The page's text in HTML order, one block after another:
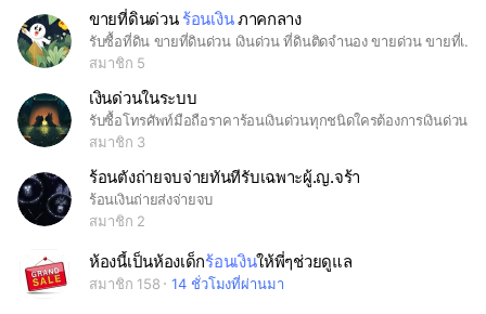
ขายที่ดินด่วน ร้อนเงินภาคกลาง
รับซื้อที่ดิน ขายที่ดินด่วน เงินด่วน ที่ดินติดจำนอง ขายด่วน ขายที่เปล่า ราชบุรี เพชรบุรี กาญจนบุรี อยุธยา ลพบุรี สมุทรสงคราม สระบุรี
สมาชิก 5
เงินด่วนในระบบ
รับซื้อโทรศัพท์มือถือราคาร้อนเงินด่วนทุกชนิดใครต้องการเงินด่วนโพสต์รูปโพสต์ราคาพร้อมพิกัดนัดรับมาได้เลย
สมาชิก 3
ร้อนตังถ่ายจบจ่ายทันทีรับเฉพาะผู้.ญ.จร้า
ร้อนเงินถ่ายส่งจ่ายจบ
สมาชิก 2
ห้องนี้เป็นห้องเด็กร้อนเงินให้พี่ๆช่วยดูแล
สมาชิก 158 14 ชั่วโมงที่ผ่านมา